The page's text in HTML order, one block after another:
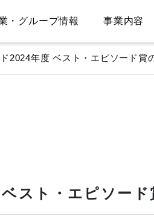
・グループ情報 事業内容
2024年度 ベスト・エピソード賞
スト・エピソード